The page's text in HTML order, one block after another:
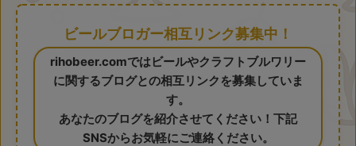
ビールブロガー相互リンク募集中！
rihobeer.comではビールやクラフトブルワリー
に関するブログとの相互リンクを募集していま
す。
あなたのブログを紹介させてください！下記
SNSからお気軽にご連絡ください。